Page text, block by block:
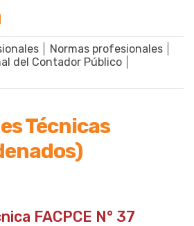
Normas profesionales
del Contador Público
Técnicas
FACPCE N° 37